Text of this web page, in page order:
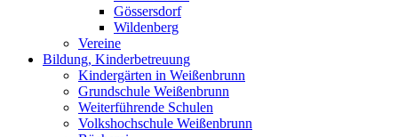
Gössersdorf
Wildenberg
Vereine
Bildung, Kinderbetreuung
Kindergärten in Weißenbrunn
Grundschule Weißenbrunn
Weiterführende Schulen
Volkshochschule Weißenbrunn